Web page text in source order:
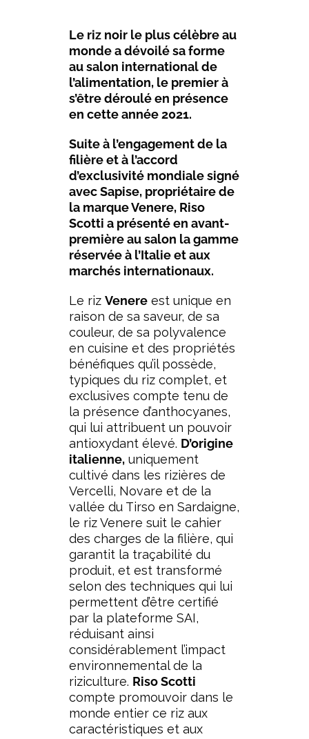
Le riz noir le plus célèbre au
monde a dévoilé sa forme
au salon international de
l’alimentation, le premier à
s’être déroulé en présence
en cette année 2021.
Suite à l’engagement de la
filière et à l’accord
d’exclusivité mondiale signé
avec Sapise, propriétaire de
la marque Venere, Riso
Scotti a présenté en avant-
première au salon la gamme
réservée à l’Italie et aux
marchés internationaux.
Le riz Venere est unique en
raison de sa saveur, de sa
couleur, de sa polyvalence
en cuisine et des propriétés
bénéfiques qu’il possède,
typiques du riz complet, et
exclusives compte tenu de
la présence d’anthocyanes,
qui lui attribuent un pouvoir
antioxydant élevé. D’origine
italienne, uniquement
cultivé dans les rizières de
Vercelli, Novare et de la
vallée du Tirso en Sardaigne,
le riz Venere suit le cahier
des charges de la filière, qui
garantit la traçabilité du
produit, et est transformé
selon des techniques qui lui
permettent d’être certifié
par la plateforme SAI,
réduisant ainsi
considérablement l’impact
environnemental de la
riziculture. Riso Scotti
compte promouvoir dans le
monde entier ce riz aux
caractéristiques et aux